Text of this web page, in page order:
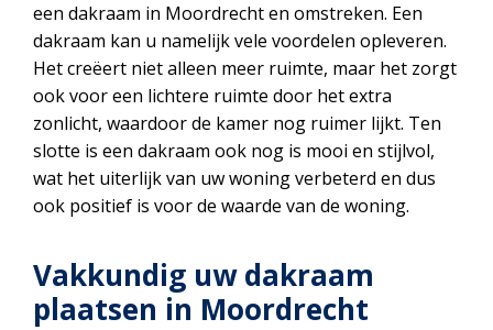
een dakraam in Moordrecht en omstreken. Een
dakraam kan u namelijk vele voordelen opleveren.
Het creëert niet alleen meer ruimte, maar het zorgt
ook voor een lichtere ruimte door het extra
zonlicht, waardoor de kamer nog ruimer lijkt. Ten
slotte is een dakraam ook nog is mooi en stijlvol,
wat het uiterlijk van uw woning verbeterd en dus
ook positief is voor de waarde van de woning.
Vakkundig uw dakraam
plaatsen in Moordrecht